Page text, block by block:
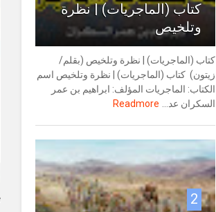
كتاب (الماجريات) | نظرة
وتلخيص
كتاب (الماجريات) | نظرة وتلخيص (بقلم/
زيتون) كتاب (الماجريات) | نظرة وتلخيص اسم
الكتاب: الماجريات المؤلف: ابراهيم بن عمر
السكران عد...
Readmore
2